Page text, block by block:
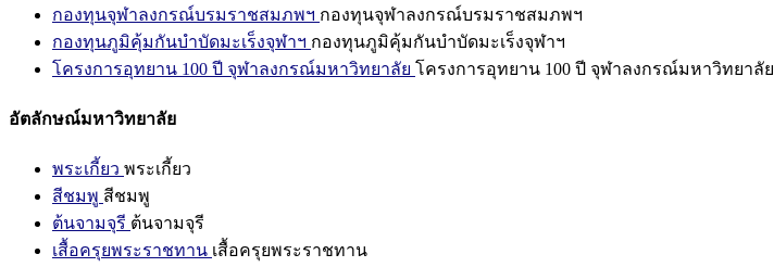
กองทุนจุฬาลงกรณ์บรมราชสมภพฯ กองทุนจุฬาลงกรณ์บรมราชสมภพฯ
กองทุนภูมิคุ้มกันบำบัดมะเร็งจุฬาฯ กองทุนภูมิคุ้มกันบำบัดมะเร็งจุฬาฯ
โครงการอุทยาน 100 ปี จุฬาลงกรณ์มหาวิทยาลัย โครงการอุทยาน 100 ปี จุฬาลงกรณ์มหาวิทยาลัย
อัตลักษณ์มหาวิทยาลัย
พระเกี้ยว พระเกี้ยว
สีชมพู สีชมพู
ต้นจามจุรี ต้นจามจุรี
เสื้อครุยพระราชทาน เสื้อครุยพระราชทาน